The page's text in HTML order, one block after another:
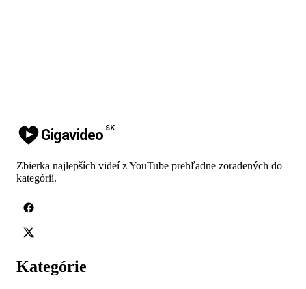
Gigavideo SK
Zbierka najlepších videí z YouTube prehľadne zoradených do
kategórií.
Kategórie